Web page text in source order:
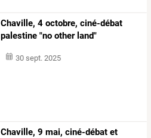
Chaville, 4 octobre, ciné-débat
palestine "no other land"
30 sept. 2025
Chaville, 9 mai, ciné-débat et